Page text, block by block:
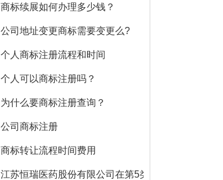
商标续展如何办理多少钱？
公司地址变更商标需要变更么?
个人商标注册流程和时间
个人可以商标注册吗？
为什么要商标注册查询？
公司商标注册
商标转让流程时间费用
江苏恒瑞医药股份有限公司在第5类医药品注册的商